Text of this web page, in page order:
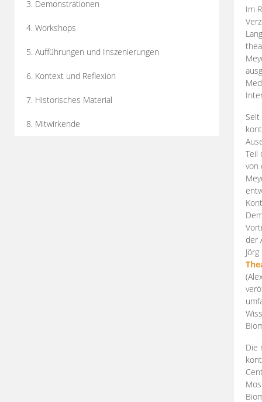
3. Demonstrationen
4. Workshops
5. Aufführungen und Inszenierungen
6. Kontext und Reflexion
7. Historisches Material
8. Mitwirkende
Im
Teil
von
der
Die